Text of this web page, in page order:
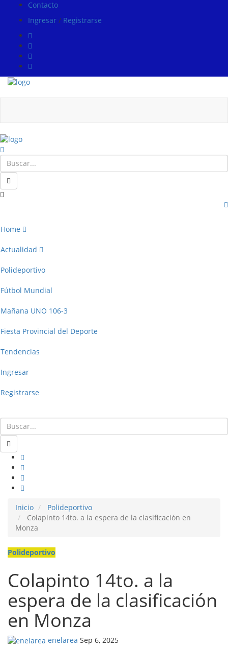
Contacto
Ingresar / Registrarse
Home
Actualidad
Polideportivo
Fútbol Mundial
Mañana UNO 106-3
Fiesta Provincial del Deporte
Tendencias
Ingresar
Registrarse
Inicio
Polideportivo
Colapinto 14to. a la espera de la clasificación en
Monza
Polideportivo
Colapinto 14to. a la
espera de la clasificación
en Monza
enelarea Sep 6, 2025